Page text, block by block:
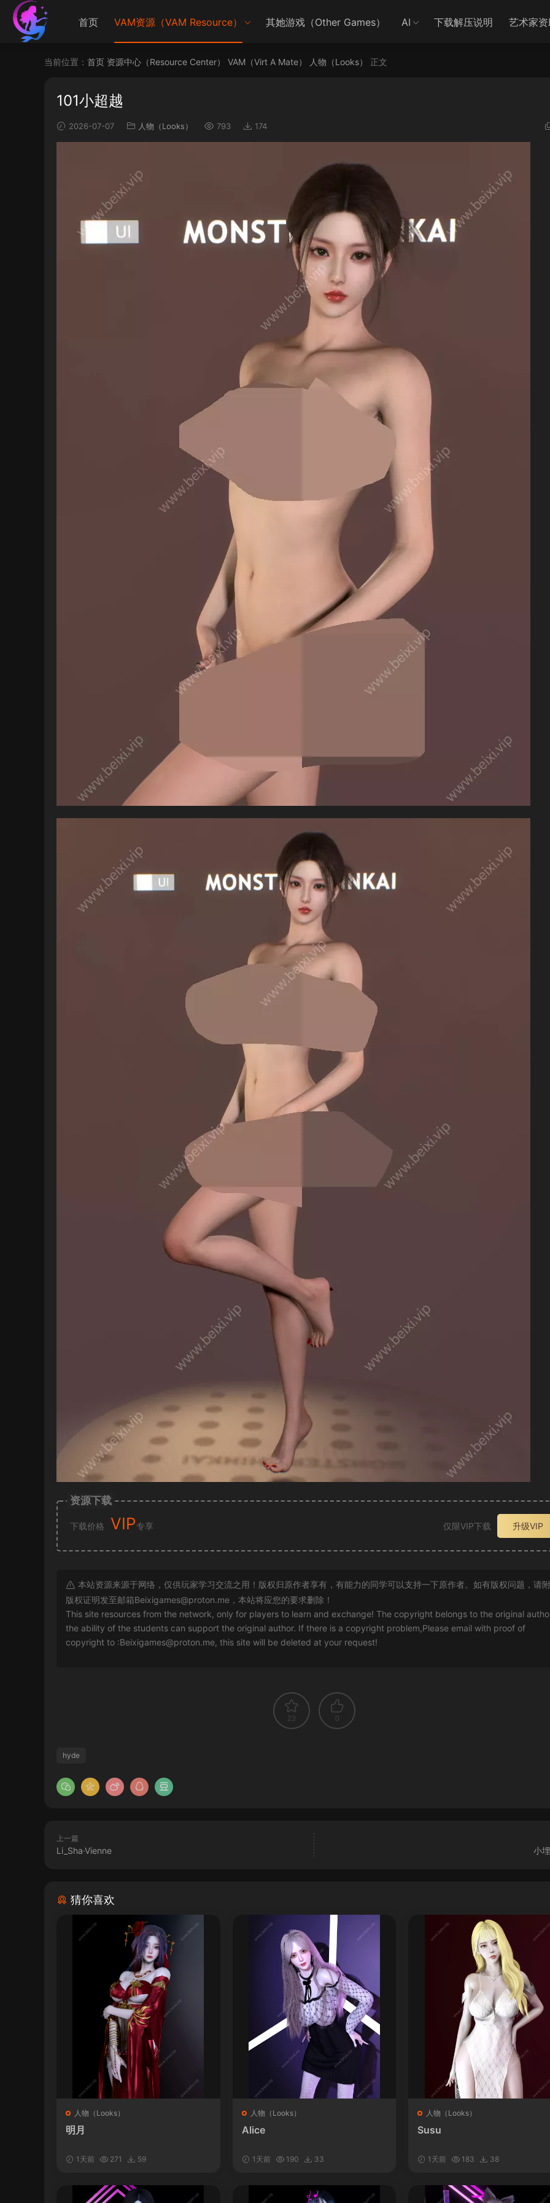
首页 VAM资源（VAM Resource） 其她游戏（Other Games） AI 下载解压说明 艺术家
当前位置： 首页 资源中心（Resource Center） VAM（Virt A Mate） 人物（Looks） 正文
101小超越
2026-07-07 人物（Looks） 793 174
资源下载
下载价格 VIP专享 仅限VIP下载 升级VIP
本站资源来源于网络，仅供玩家学习交流之用！版权归原作者享有，有能力的同学可以支持一下原作者。如有版权问题，请
版权证明发至邮箱Beixigames@proton.me ，本站将应您的要求删除！
This site resources from the network, only for players to learn and exchange! The copyright belongs to the original
the ability of the students can support the original author. If there is a copyright problem,Please email with proof of
copyright to :Beixigames@proton.me, this site will be deleted at your request!
23 0
hyde
上一篇
Li_Sha·Vienne 小
猜你喜欢
人物（Looks）
明月
1天前 271 59
人物（Looks）
Alice
1天前 190 33
人物（Looks）
Susu
1天前 183 38